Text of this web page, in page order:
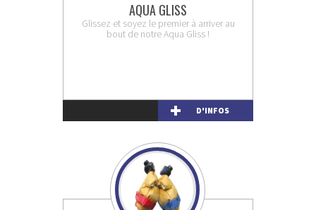
AQUA GLISS
Glissez et soyez le premier à arriver au
bout de notre Aqua Gliss !
D'INFOS